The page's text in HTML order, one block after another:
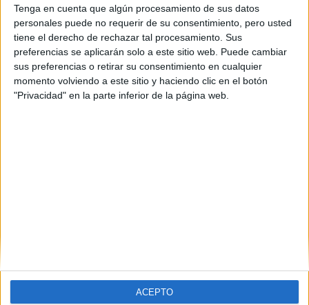
Tenga en cuenta que algún procesamiento de sus datos
personales puede no requerir de su consentimiento, pero usted
tiene el derecho de rechazar tal procesamiento. Sus
preferencias se aplicarán solo a este sitio web. Puede cambiar
sus preferencias o retirar su consentimiento en cualquier
momento volviendo a este sitio y haciendo clic en el botón
"Privacidad" en la parte inferior de la página web.
ACEPTO
Tel:914 484 841
Mapa
+
−